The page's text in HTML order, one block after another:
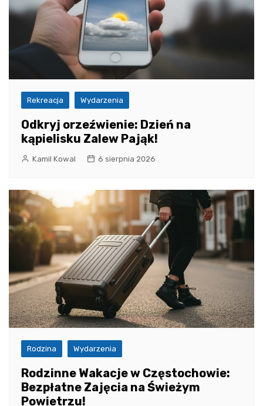
Rekreacja Wydarzenia
Odkryj orzeźwienie: Dzień na
kąpielisku Zalew Pająk!
Kamil Kowal 6 sierpnia 2026
Rodzina Wydarzenia
Rodzinne Wakacje w Częstochowie:
Bezpłatne Zajęcia na Świeżym
Powietrzu!